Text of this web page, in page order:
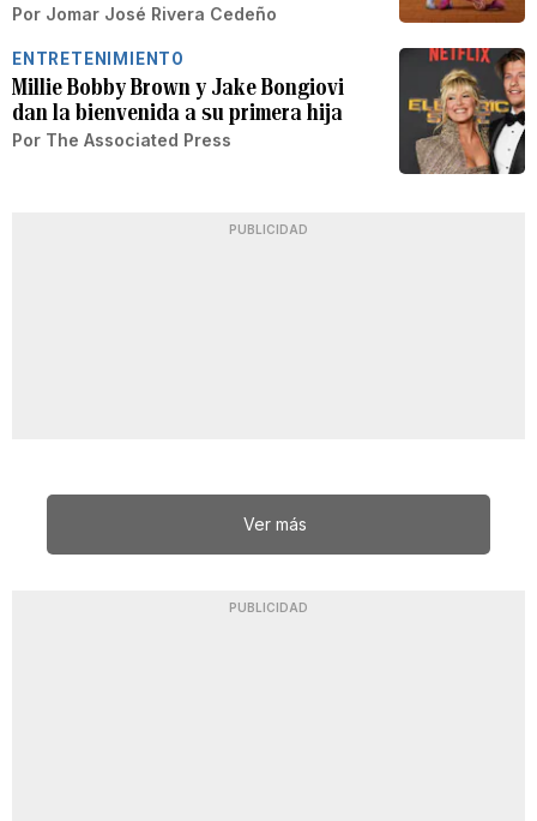
Por Jomar José Rivera Cedeño
ENTRETENIMIENTO
Millie Bobby Brown y Jake Bongiovi
dan la bienvenida a su primera hija
Por The Associated Press
PUBLICIDAD
Ver más
PUBLICIDAD